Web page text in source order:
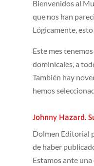
Bienvenidos al
que nos han
Lógicamente,
Este mes
dominicales, a
También hay
hemos
Johnny Hazard.
Dolmen Editorial
de haber
Estamos ante